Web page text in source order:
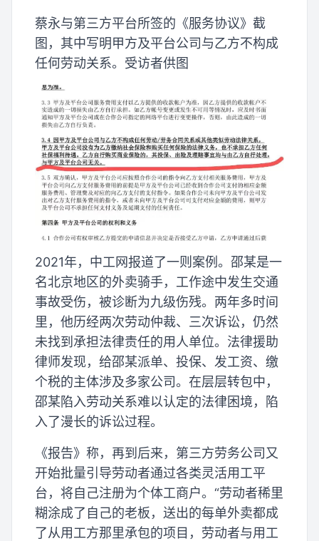
蔡永与第三方平台所签的《服务协议》截
图，其中写明甲方及平台公司与乙方不构成
任何劳动关系。受访者供图
2021年，中工网报道了一则案例。邵某是一
名北京地区的外卖骑手，工作途中发生交通
事故受伤，被诊断为九级伤残。两年多时间
里，他历经两次劳动仲裁、三次诉讼，仍然
未找到承担法律责任的用人单位。法律援助
律师发现，给邵某派单、投保、发工资、缴
个税的主体涉及多家公司。在层层转包中，
邵某陷入劳动关系难以认定的法律困境，陷
入了漫长的诉讼过程。
《报告》称，再到后来，第三方劳务公司又
开始批量引导劳动者通过各类灵活用工平
台，将自己注册为个体工商户。“劳动者稀里
糊涂成了自己的老板，送出的每单外卖都成
了从用工方那里承包的项目，劳动者与用工